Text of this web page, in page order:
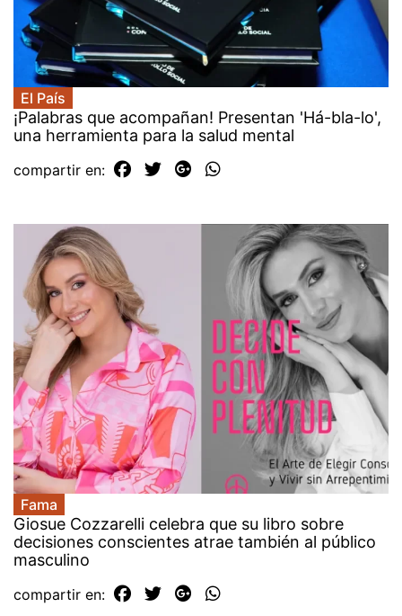
El País
¡Palabras que acompañan! Presentan 'Há-bla-lo',
una herramienta para la salud mental
compartir en:
Fama
Giosue Cozzarelli celebra que su libro sobre
decisiones conscientes atrae también al público
masculino
compartir en: